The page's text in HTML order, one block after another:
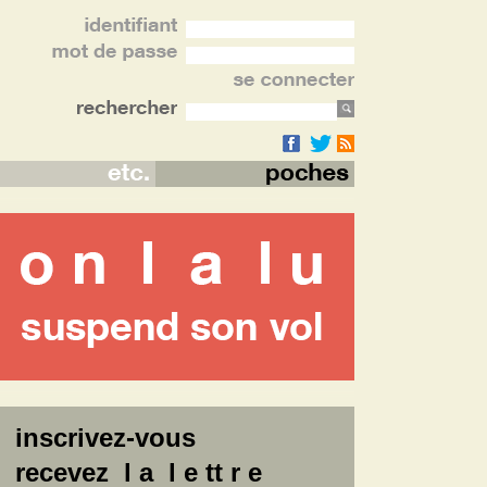
inscrivez-vous
recevez l a l e tt r e